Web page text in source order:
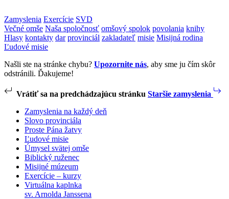
Zamyslenia Exercície SVD
Večné omše Naša spoločnosť omšový spolok povolania knihy
Hlasy kontakty dar provinciál zakladateľ misie Misijná rodina
Ľudové misie
Našli ste na stránke chybu? Upozornite nás, aby sme ju čím skôr
odstránili. Ďakujeme!
Vrátiť sa na predchádzajúcu stránku Staršie zamyslenia
Zamyslenia na každý deň
Slovo provinciála
Proste Pána žatvy
Ľudové misie
Úmysel svätej omše
Biblický ruženec
Misijné múzeum
Exercície – kurzy
Virtuálna kaplnka
sv. Arnolda Janssena